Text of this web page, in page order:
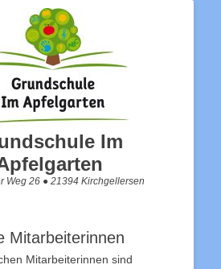
Im
Weg 26 ● 21394 Kirchgellersen
Mitarbeiterinnen
Mitarbeiterinnen sind